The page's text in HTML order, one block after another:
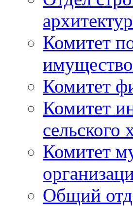
Комитет
Комитет
Комитет
сельского
Комитет
Общий